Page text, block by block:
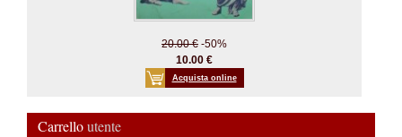
20.00 € -50%
10.00 €
Acquista online
Carrelloutente